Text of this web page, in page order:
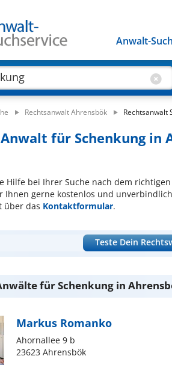
Anwalt-
Rechtsanwalt Ahrensbök Rechtsanwalt
für Schenkung in
Hilfe bei Ihrer Suche nach dem
Ihnen gerne kostenlos und
über das Kontaktformular.
Teste Dein
für Schenkung in
Markus Romanko
Ahornallee 9 b
23623 Ahrensbök